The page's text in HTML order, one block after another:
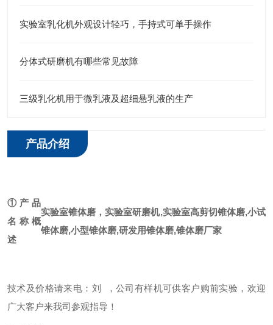
实验室乳化机外观设计轻巧，手持式可单手操作
分体式研磨机有哪些常见故障
三级乳化机用于微乳液及超细悬乳液的生产
产品介绍
①产品
名称概
述
实验室锥体磨，实验室研磨机,实验室高剪切锥体磨,小试
锥体磨,小型锥体磨,研发用锥体磨,锥体磨厂家
技术及价格请来电：刘 ，公司有样机可供客户购前实验，欢迎
广大客户来我司参观指导！